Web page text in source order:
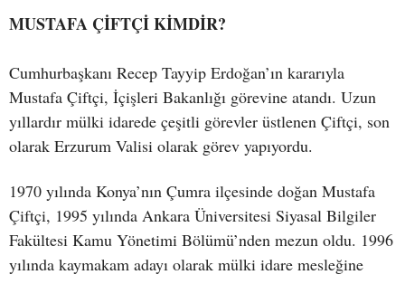
MUSTAFA ÇİFTÇİ KİMDİR?
Cumhurbaşkanı Recep Tayyip Erdoğan’ın kararıyla
Mustafa Çiftçi, İçişleri Bakanlığı görevine atandı. Uzun
yıllardır mülki idarede çeşitli görevler üstlenen Çiftçi, son
olarak Erzurum Valisi olarak görev yapıyordu.
1970 yılında Konya’nın Çumra ilçesinde doğan Mustafa
Çiftçi, 1995 yılında Ankara Üniversitesi Siyasal Bilgiler
Fakültesi Kamu Yönetimi Bölümü’nden mezun oldu. 1996
yılında kaymakam adayı olarak mülki idare mesleğine